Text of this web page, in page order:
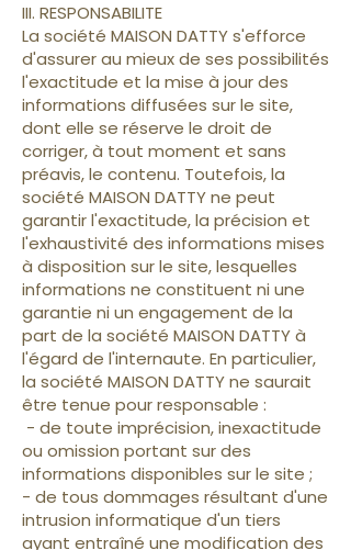
III. RESPONSABILITE
La société MAISON DATTY s'efforce
d'assurer au mieux de ses possibilités
l'exactitude et la mise à jour des
informations diffusées sur le site,
dont elle se réserve le droit de
corriger, à tout moment et sans
préavis, le contenu. Toutefois, la
société MAISON DATTY ne peut
garantir l'exactitude, la précision et
l'exhaustivité des informations mises
à disposition sur le site, lesquelles
informations ne constituent ni une
garantie ni un engagement de la
part de la société MAISON DATTY à
l'égard de l'internaute. En particulier,
la société MAISON DATTY ne saurait
être tenue pour responsable :
- de toute imprécision, inexactitude
ou omission portant sur des
informations disponibles sur le site ;
- de tous dommages résultant d'une
intrusion informatique d'un tiers
ayant entraîné une modification des